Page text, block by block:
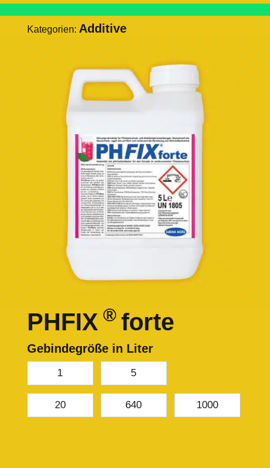
Kategorien: Additive
PHFIX ® forte
Gebindegröße in Liter
1 5
20 640 1000